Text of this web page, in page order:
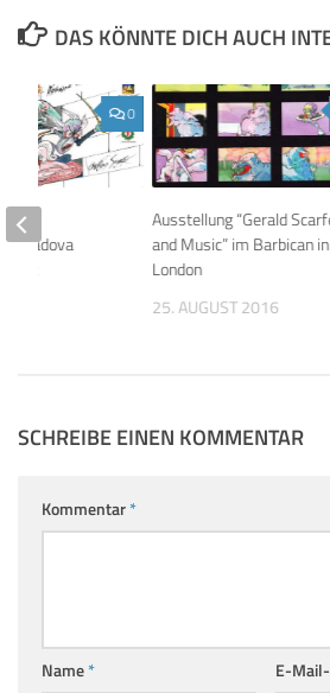
DAS KÖNNTE DICH AUCH
Ausstellung “Gerald
and Music” im Barbican in
London
25. AUGUST 2016
0
in Padova
SCHREIBE EINEN KOMMENTAR
Kommentar*
Name* E-